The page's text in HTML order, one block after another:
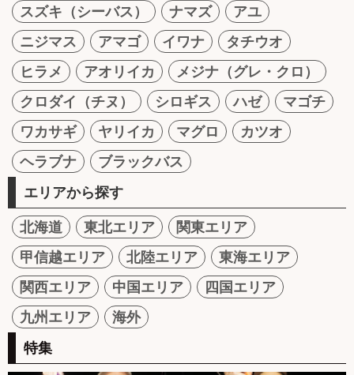
スズキ（シーバス）
ナマズ
アユ
ニジマス
アマゴ イワナ
タチウオ
ヒラメ
アオリイカ
メジナ（グレ・クロ）
クロダイ（チヌ）
シロギス ハゼ
マゴチ
ワカサギ
ヤリイカ マグロ
カツオ
ヘラブナ
ブラックバス
エリアから探す
北海道 東北エリア
関東エリア
甲信越エリア
北陸エリア
東海エリア
関西エリア
中国エリア
四国エリア
九州エリア
海外
特集